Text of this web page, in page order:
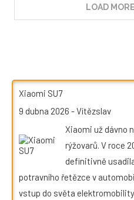
LOAD
Xiaomi SU7
9 dubna 2026 -Vítězslav
Xiaomi už dávno
rýžovarů. V roce
definitivně
potravního řetězce v
vstup do světa elektromobility